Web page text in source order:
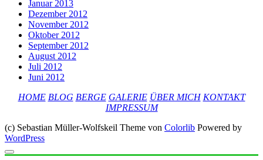
Januar 2013
Dezember 2012
November 2012
Oktober 2012
September 2012
August 2012
Juli 2012
Juni 2012
HOME BLOG BERGE GALERIE ÜBER MICH KONTAKT
IMPRESSUM
(c) Sebastian Müller-Wolfskeil Theme von Colorlib Powered by
WordPress